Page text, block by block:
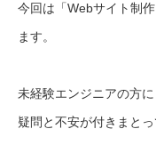
今回は「Webサイト制
ます。
未経験エンジニアの方
疑問と不安が付きまとっ